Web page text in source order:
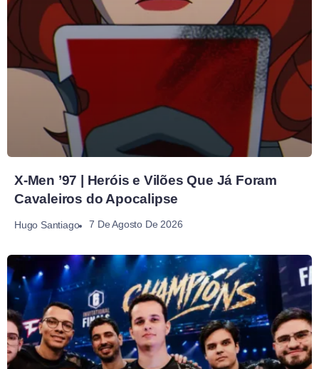
X-Men ’97 | Heróis e Vilões Que Já Foram
Cavaleiros do Apocalipse
Hugo Santiago 7 De Agosto De 2026